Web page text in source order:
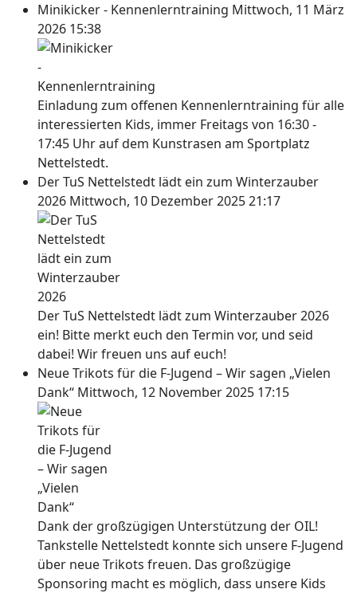
Minikicker - Kennenlerntraining Mittwoch, 11 März
2026 15:38
Einladung zum offenen Kennenlerntraining für alle
interessierten Kids, immer Freitags von 16:30 -
17:45 Uhr auf dem Kunstrasen am Sportplatz
Nettelstedt.
Der TuS Nettelstedt lädt ein zum Winterzauber
2026 Mittwoch, 10 Dezember 2025 21:17
Der TuS Nettelstedt lädt zum Winterzauber 2026
ein! Bitte merkt euch den Termin vor, und seid
dabei! Wir freuen uns auf euch!
Neue Trikots für die F-Jugend – Wir sagen „Vielen
Dank“ Mittwoch, 12 November 2025 17:15
Dank der großzügigen Unterstützung der OIL!
Tankstelle Nettelstedt konnte sich unsere F-Jugend
über neue Trikots freuen. Das großzügige
Sponsoring macht es möglich, dass unsere Kids